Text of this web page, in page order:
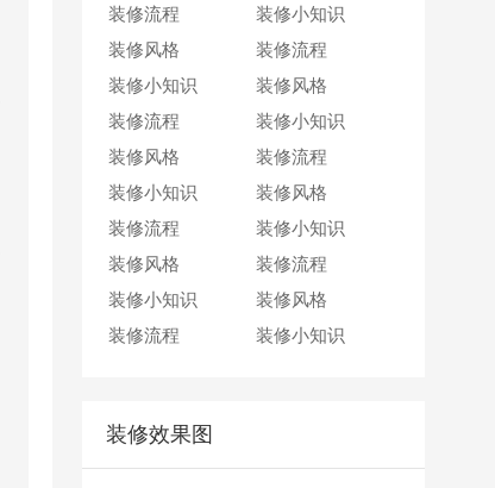
30分钟前 成都 孙先生抢到一个名额
50分钟前 成都 李女士抢到一个名额
2小时前 成都 王女士抢到一个名额
40分钟前 成都 廖女士抢到一个名额
1小时前 成都 王先生抢到一个名额
2小时前 成都 周女士抢到一个名额
30分钟前 成都 孙先生抢到一个名额
50分钟前 成都 李女士抢到一个名额
2小时前 成都 王女士抢到一个名额
40分钟前 成都 廖女士抢到一个名额
30分钟前 成都
装修流程
装修小知识
装修风格
装修流程
装修小知识
装修风格
装修流程
装修小知识
装修风格
装修流程
装修小知识
装修风格
装修流程
装修小知识
装修风格
装修流程
装修小知识
装修风格
装修流程
装修小知识
装修效果图